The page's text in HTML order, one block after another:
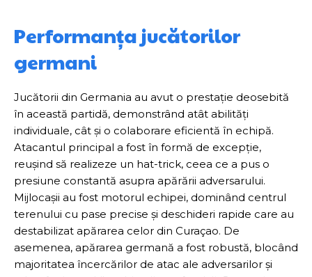
Performanța jucătorilor
germani
Jucătorii din Germania au avut o prestație deosebită
în această partidă, demonstrând atât abilități
individuale, cât și o colaborare eficientă în echipă.
Atacantul principal a fost în formă de excepție,
reușind să realizeze un hat-trick, ceea ce a pus o
presiune constantă asupra apărării adversarului.
Mijlocașii au fost motorul echipei, dominând centrul
terenului cu pase precise și deschideri rapide care au
destabilizat apărarea celor din Curaçao. De
asemenea, apărarea germană a fost robustă, blocând
majoritatea încercărilor de atac ale adversarilor și